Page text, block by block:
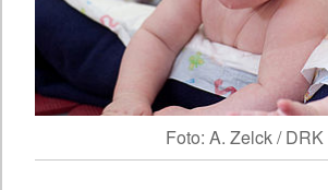
Foto: A. Zelck / DRK